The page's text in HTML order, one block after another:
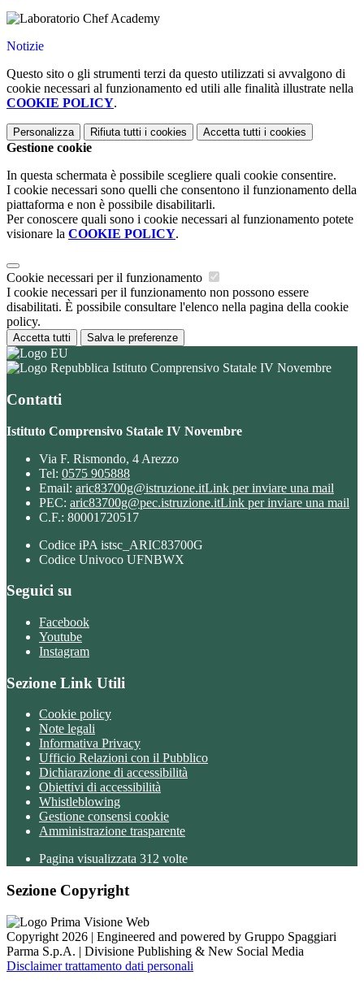
Notizie
Questo sito o gli strumenti terzi da questo utilizzati si avvalgono di
cookie necessari al funzionamento ed utili alle finalità illustrate nella
COOKIE POLICY.
Personalizza Rifiuta tutti i cookies Accetta tutti i cookies
Gestione cookie
In questa schermata è possibile scegliere quali cookie consentire.
I cookie necessari sono quelli che consentono il funzionamento della
piattaforma e non è possibile disabilitarli.
Per conoscere quali sono i cookie necessari al funzionamento potete
visionare la COOKIE POLICY.
Cookie necessari per il funzionamento
I cookie necessari per il funzionamento non possono essere
disabilitati. È possibile consultare l'elenco nella pagina della cookie
policy.
Accetta tutti Salva le preferenze
Istituto Comprensivo Statale IV Novembre
Contatti
Istituto Comprensivo Statale IV Novembre
Via F. Rismondo, 4 Arezzo
Tel: 0575 905888
Email: aric83700g@istruzione.itLink per inviare una mail
PEC: aric83700g@pec.istruzione.itLink per inviare una mail
C.F.: 80001720517
Codice iPA istsc_ARIC83700G
Codice Univoco UFNBWX
Seguici su
Facebook
Youtube
Instagram
Sezione Link Utili
Cookie policy
Note legali
Informativa Privacy
Ufficio Relazioni con il Pubblico
Dichiarazione di accessibilità
Obiettivi di accessibilità
Whistleblowing
Gestione consensi cookie
Amministrazione trasparente
Pagina visualizzata 312 volte
Sezione Copyright
Copyright 2026 | Engineered and powered by Gruppo Spaggiari
Parma S.p.A. | Divisione Publishing & New Social Media
Disclaimer trattamento dati personali